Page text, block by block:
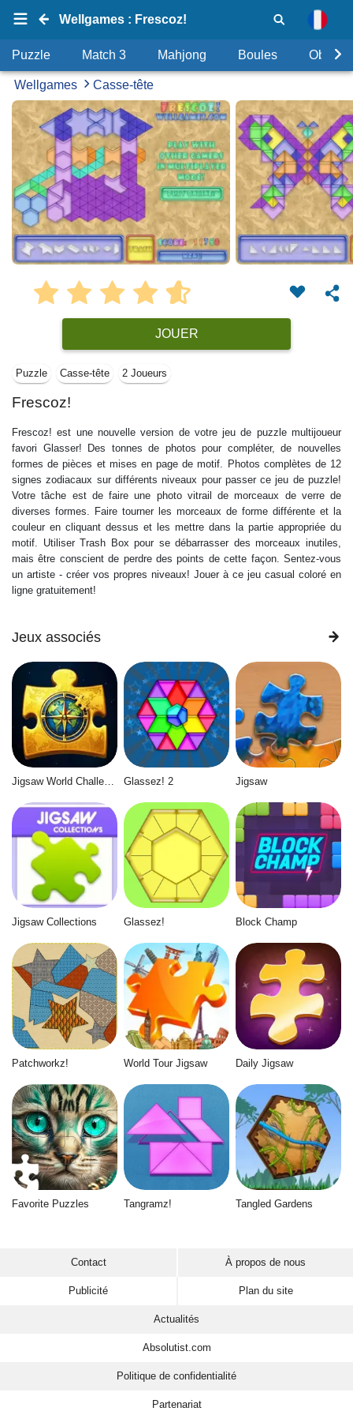
Wellgames : Frescoz!
Puzzle Match 3 Mahjong Boules Objets
Wellgames Casse-tête
JOUER
Puzzle Casse-tête 2 Joueurs
Frescoz!
Frescoz! est une nouvelle version de votre jeu de puzzle multijoueur
favori Glasser! Des tonnes de photos pour compléter, de nouvelles
formes de pièces et mises en page de motif. Photos complètes de 12
signes zodiacaux sur différents niveaux pour passer ce jeu de puzzle!
Votre tâche est de faire une photo vitrail de morceaux de verre de
diverses formes. Faire tourner les morceaux de forme différente et la
couleur en cliquant dessus et les mettre dans la partie appropriée du
motif. Utiliser Trash Box pour se débarrasser des morceaux inutiles,
mais être conscient de perdre des points de cette façon. Sentez-vous
un artiste - créer vos propres niveaux! Jouer à ce jeu casual coloré en
ligne gratuitement!
Jeux associés
Glassez! 2 Jigsaw
Jigsaw Collections Glassez! Block Champ
Patchworkz! World Tour Jigsaw Daily Jigsaw
Favorite Puzzles Tangramz! Tangled Gardens
Contact À propos de nous
Publicité Plan du site
Actualités
Absolutist.com
Politique de confidentialité
Partenariat